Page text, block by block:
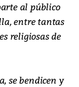
al público
entre tantas
religiosas de
se bendicen y